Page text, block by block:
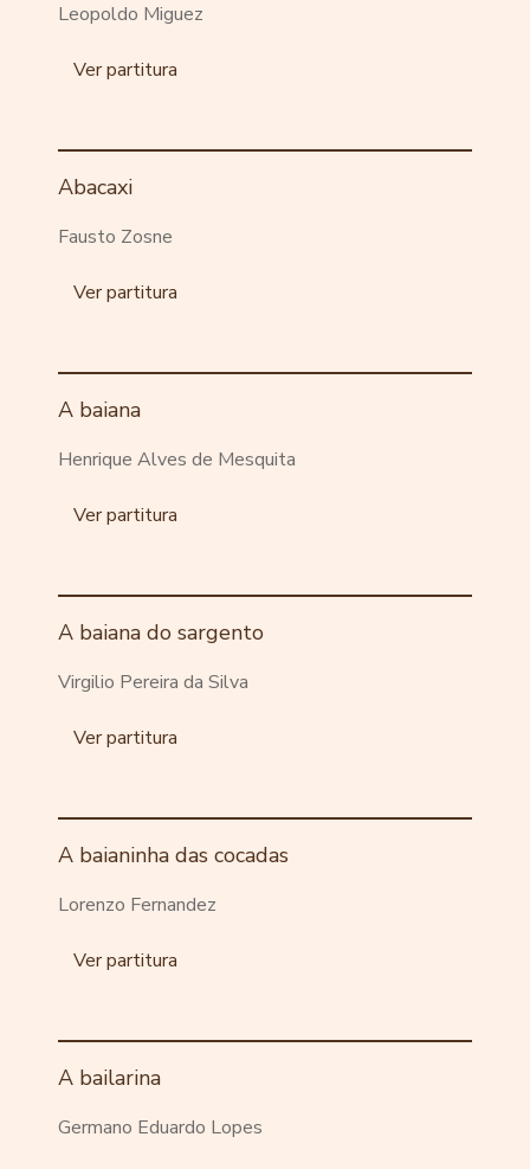
Leopoldo Miguez
Ver partitura
Abacaxi
Fausto Zosne
Ver partitura
A baiana
Henrique Alves de Mesquita
Ver partitura
A baiana do sargento
Virgilio Pereira da Silva
Ver partitura
A baianinha das cocadas
Lorenzo Fernandez
Ver partitura
A bailarina
Germano Eduardo Lopes